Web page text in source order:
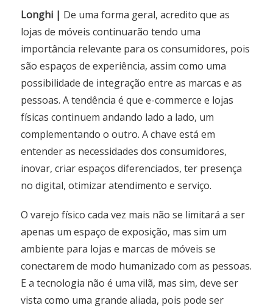
Longhi | De uma forma geral, acredito que as
lojas de móveis continuarão tendo uma
importância relevante para os consumidores, pois
são espaços de experiência, assim como uma
possibilidade de integração entre as marcas e as
pessoas. A tendência é que e-commerce e lojas
físicas continuem andando lado a lado, um
complementando o outro. A chave está em
entender as necessidades dos consumidores,
inovar, criar espaços diferenciados, ter presença
no digital, otimizar atendimento e serviço.
O varejo físico cada vez mais não se limitará a ser
apenas um espaço de exposição, mas sim um
ambiente para lojas e marcas de móveis se
conectarem de modo humanizado com as pessoas.
E a tecnologia não é uma vilã, mas sim, deve ser
vista como uma grande aliada, pois pode ser